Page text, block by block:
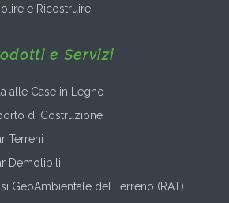
e Ricostruire
e Servizi
alle Case in Legno
di Costruzione
Terreni
Demolibili
GeoAmbientale del Terreno (RAT)